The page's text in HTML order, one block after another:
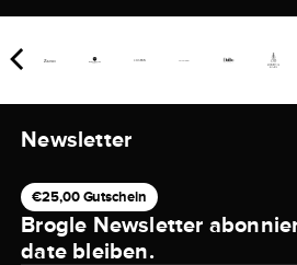
Newsletter
€25,00 Gutschein
Brogle Newsletter
date bleiben.